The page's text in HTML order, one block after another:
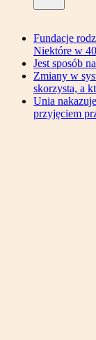
Fundacje
Niektóre w
Jest sposób
Zmiany w
skorzysta, a
Unia
przyjęciem